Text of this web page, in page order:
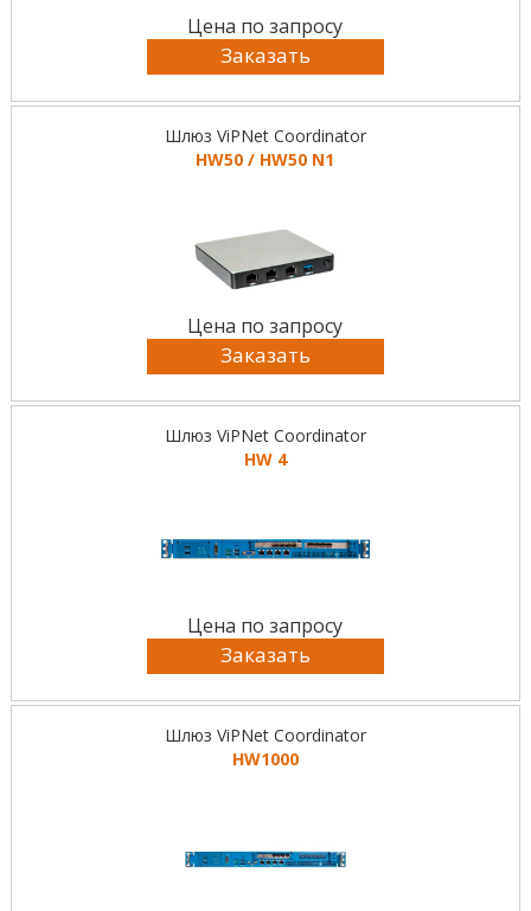
Цена по запросу
Заказать
Шлюз ViPNet Coordinator
HW50 / HW50 N1
Цена по запросу
Заказать
Шлюз ViPNet Coordinator
HW 4
Цена по запросу
Заказать
Шлюз ViPNet Coordinator
HW1000